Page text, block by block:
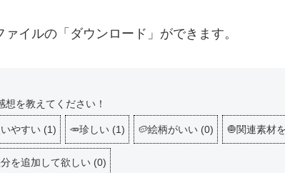
ァイルの「ダウンロード」ができます。
想を教えてください！
やすい (1) 🥕珍しい (1) 🥔絵柄がいい (0) 🧅関連素材
を追加して欲しい (0)